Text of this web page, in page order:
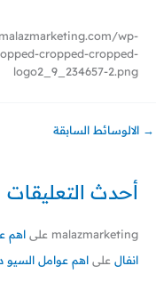
أحدث التعليقات
malazmarketing على اهم
انفال على اهم عوامل السيو
wp-
cropped-cropped-
logo2_9_234657-2.png
→ الالوسائط السابقة